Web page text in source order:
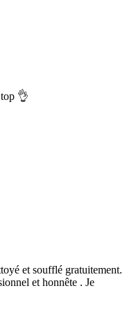
👌
et soufflé gratuitement.
et honnête . Je